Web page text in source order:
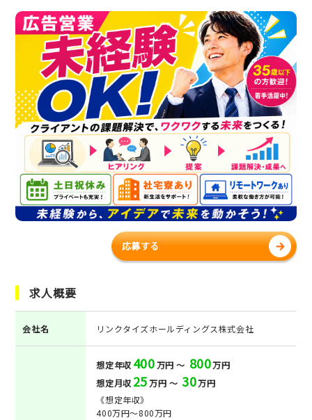
応募する
求人概要
会社名 リンクタイズホールディングス株式会社
想定年収 400万円 ～ 800万円
想定月収 25万円 ～ 30万円
《想定年収》
400万円～800万円